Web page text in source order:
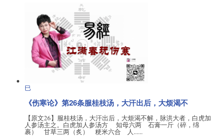
巳
《伤寒论》第26条服桂枝汤，大汗出后，大烦渴不
【原文26】服桂枝汤，大汗出后，大烦渴不解，脉洪大者，白虎加
人参汤主之。白虎加人参汤方 知母六两 石膏一斤（碎，绵
裹） 甘草三两（炙） 粳米六合 人......